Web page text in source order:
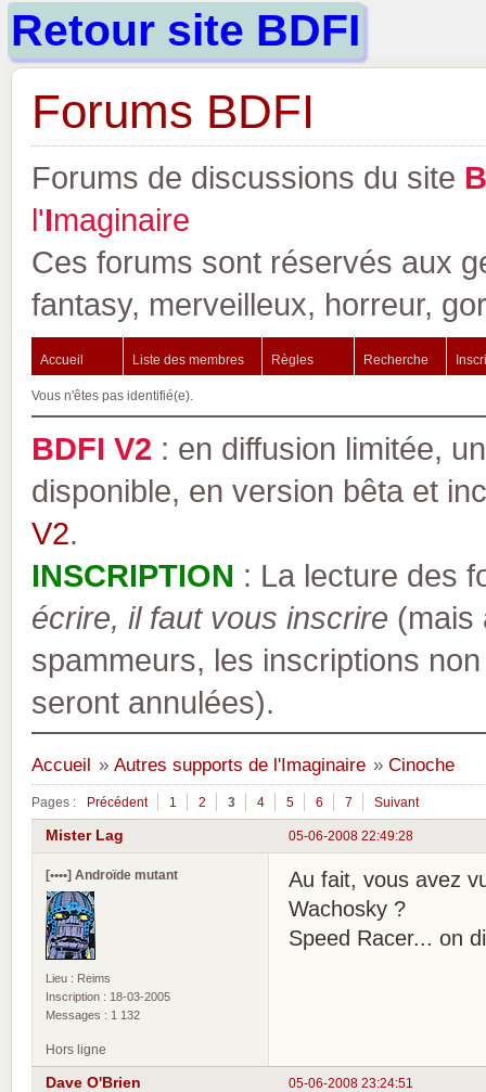
Retour site BDFI
Forums BDFI
Forums de discussions du site B
l'Imaginaire
Ces forums sont réservés aux
fantasy, merveilleux, horreur,
Accueil Liste des membres Règles Recherche
Vous n'êtes pas identifié(e).
BDFI V2 : en diffusion limitée,
disponible, en version bêta et
V2.
INSCRIPTION : La lecture des
écrire, il faut vous inscrire (mais
spammeurs, les inscriptions
seront annulées).
Accueil » Autres supports de l'Imaginaire » Cinoche
Pages : Précédent 1 2 3 4 5 6 7 Suivant
05-06-2008 22:49:28
Mister Lag
[••••] Androïde mutant
Lieu : Reims
Inscription : 18-03-2005
Messages : 1 132
Au fait, vous avez
Wachosky ?
Speed Racer... on
Hors ligne
05-06-2008 23:24:51
Dave O'Brien